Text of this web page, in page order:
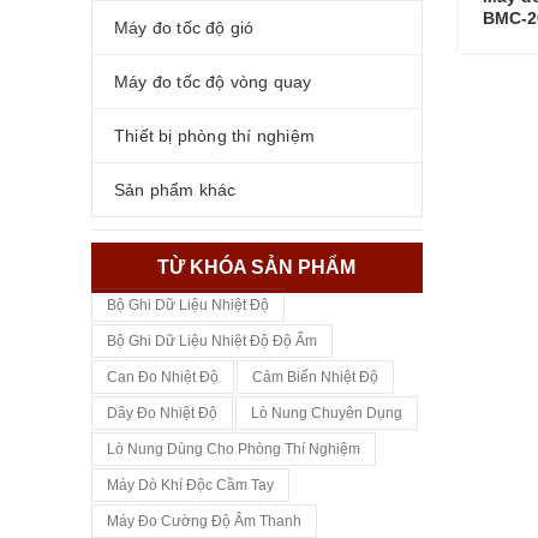
BMC-
Máy đo tốc độ gió
Máy đo tốc độ vòng quay
Thiết bị phòng thí nghiệm
Sản phẩm khác
TỪ KHÓA SẢN PHẨM
Bộ Ghi Dữ Liệu Nhiệt Độ
Bộ Ghi Dữ Liệu Nhiệt Độ Độ Ẩm
Can Đo Nhiệt Độ Cảm Biến Nhiệt Độ
Dây Đo Nhiệt Độ Lò Nung Chuyên Dụng
Lò Nung Dùng Cho Phòng Thí Nghiệm
Máy Dò Khí Độc Cầm Tay
Máy Đo Cường Độ Âm Thanh